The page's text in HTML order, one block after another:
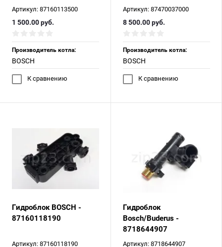
Артикул: 87160113500
1 500.00руб.
Производитель котла:
BOSCH
К сравнению
Артикул: 87470037000
8 500.00руб.
Производитель котла:
BOSCH
К сравнению
Гидроблок BOSCH -
87160118190
Артикул: 87160118190
Гидроблок
Bosch/Buderus -
8718644907
Артикул: 8718644907